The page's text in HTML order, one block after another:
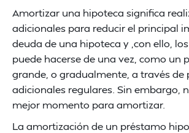
Amortizar una hipoteca significa
adicionales para reducir el principal
deuda de una hipoteca y ,con ello,
puede hacerse de una vez, como un
grande, o gradualmente, a través de
adicionales regulares. Sin embargo,
mejor momento para amortizar.
La amortización de un préstamo